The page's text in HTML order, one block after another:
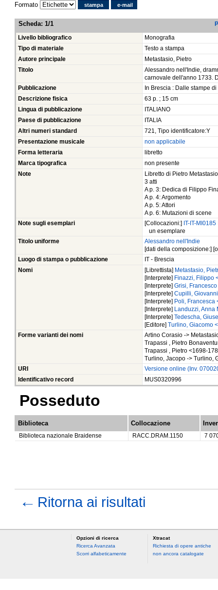
Formato stampa e-mail
Scheda: 1/1
Livello bibliografico
Monografia
Tipo di materiale
Testo a stampa
Autore principale
Metastasio, Pietro
Titolo
Alessandro nell'Indie,
carnovale dell'anno 1733.
Pubblicazione
In Brescia : Dalle stampe
Descrizione fisica
63 p. ; 15 cm
Lingua di pubblicazione
ITALIANO
Paese di pubblicazione
ITALIA
Altri numeri standard
721, Tipo identificatore:Y
Presentazione musicale
non applicabile
Forma letteraria
libretto
Marca tipografica
non presente
Note
Libretto di Pietro
3 atti
A p. 3: Dedica di Filippo
A p. 4: Argomento
A p. 5: Attori
A p. 6: Mutazioni di scene
Note sugli esemplari
[Collocazioni:] IT-IT-MI0185
un esemplare
Titolo uniforme
Alessandro nell'Indie
[dati della composizione:]
Luogo di stampa o pubblicazione
IT - Brescia
Nomi
[Librettista]
Metastasio,
[Interprete]
Finazzi, Filippo
[Interprete] Grisi, Francesco
[Interprete] Cupilli, Giovanni
[Interprete]
Poli, Francesca
[Interprete]
Landuzzi, Anna
[Interprete]
Tedescha,
[Editore]
Turlino, Giacomo
Forme varianti dei nomi
Artino Corasio ->
Trapassi , Pietro
Trapassi , Pietro <1698-
Turlino, Jacopo -> Turlino,
URI
Versione online (Inv.
Identificativo record
MUS0320996
Posseduto
Biblioteca Collocazione
Biblioteca nazionale Braidense RACC.DRAM.1150 7
← Ritorna ai risultati
Opzioni di ricerca
Ricerca Avanzata
Scorri alfabeticamente
Xtracat
Richiesta di opere antiche
non ancora catalogate